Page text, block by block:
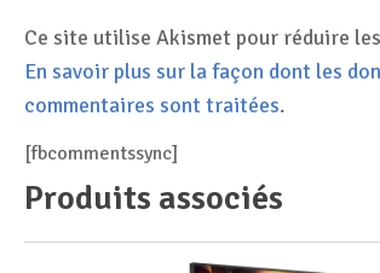
Ce site utilise Akismet pour réduire
En savoir plus sur la façon dont les
commentaires sont traitées.
[fbcommentssync]
Produits associés